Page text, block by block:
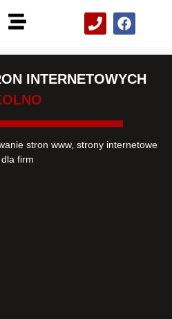
INTERNETOWYCH
stron www, strony internetowe
dla firm